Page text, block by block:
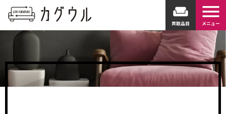
weekend
買取品目
menu
メニュー